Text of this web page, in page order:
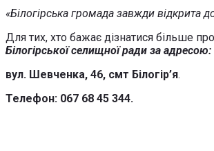
«Білогірська громада завжди відкрита
Для тих, хто бажає дізнатися більше
Білогірської селищної ради за адресою:
вул. Шевченка, 46, смт Білогір’я.
Телефон: 067 68 45 344.